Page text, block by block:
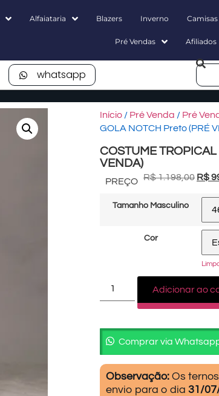
Alfaiataria Blazers Inverno Camisas
Pré Vendas Afiliados
whatsapp
Início / Pré Venda / Pré
GOLA NOTCH Preto (PRÉ
COSTUME
VENDA)
PREÇO R$1.198,00 R$
Tamanho Masculino
Cor
Adicionar ao
Comprar via
Observação: Os
envio para o dia 31/